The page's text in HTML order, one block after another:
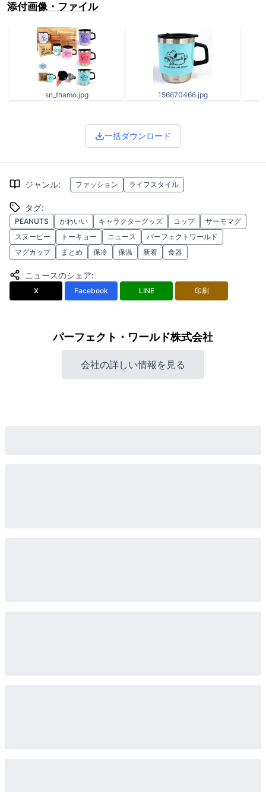
添付画像・ファイル
sn_thamo.jpg 156670466.jpg
一括ダウンロード
ジャンル: ファッション ライフスタイル
タグ:
PEANUTS かわいい キャラクターグッズ コップ
サーモマグ
スヌーピー
トーキョー ニュース
パーフェクトワールド
マグカップ
まとめ 保冷 保温 新着 食器
ニュースのシェア:
X Facebook LINE 印刷
パーフェクト・ワールド株式会社
会社の詳しい情報を見る